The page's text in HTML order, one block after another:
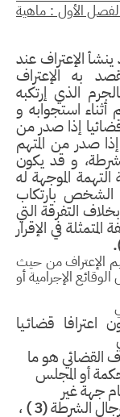
الإعتراف عند
الإعتراف
الذي إرتكبه
استجوابه و
إذا صدر من
من المتهم
و قد يكون
الموجهة له
بارتكاب
التفرقة التي
في الإقرار
من حيث
الإجراميةأو
قضائـيا
هو ما
أو المجلس
غير
الشرطة(3
( ،